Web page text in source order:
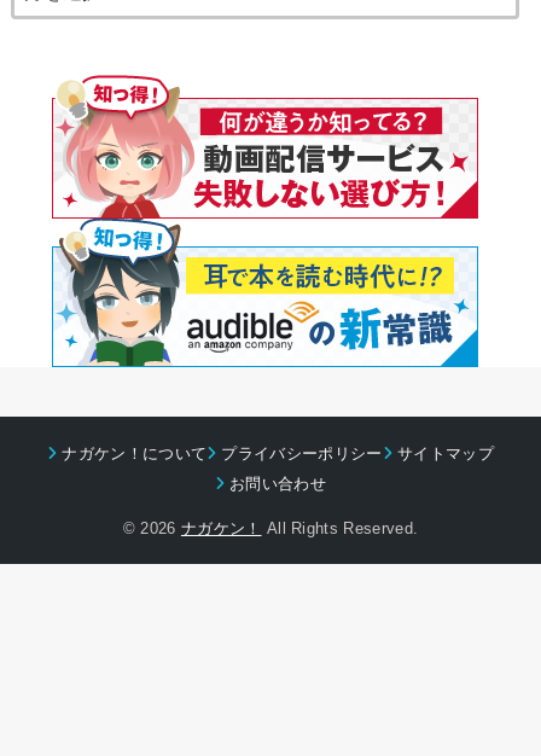
ナガケン！について プライバシーポリシー
サイトマップ
お問い合わせ
© 2026 ナガケン！ All Rights Reserved.